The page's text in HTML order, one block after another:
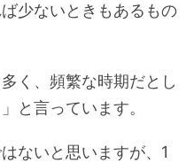
少ないときもあるもの
く、頻繁な時期だとし
と言っています。
ないと思いますが、1